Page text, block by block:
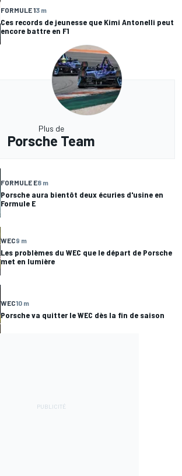
FORMULE 13 m
Ces records de jeunesse que Kimi Antonelli peut
encore battre en F1
Plus de
Porsche Team
FORMULE E8 m
Porsche aura bientôt deux écuries d'usine en
Formule E
WEC9 m
Les problèmes du WEC que le départ de Porsche
met en lumière
WEC10 m
Porsche va quitter le WEC dès la fin de saison